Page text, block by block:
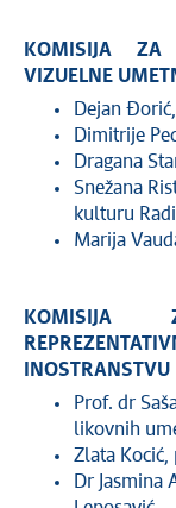
KOMISIJA ZA
VIZUELNE
Dejan
Dimitrije
Dragana
Snežana
kulturu
Marija
KOMISIJA
INOSTRANSTVU
Prof. dr
likovnih
Zlata Kocić,
Dr